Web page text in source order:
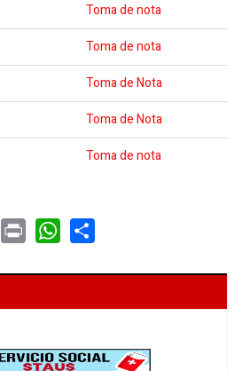
Toma de nota
Toma de nota
Toma de Nota
Toma de Nota
Toma de nota